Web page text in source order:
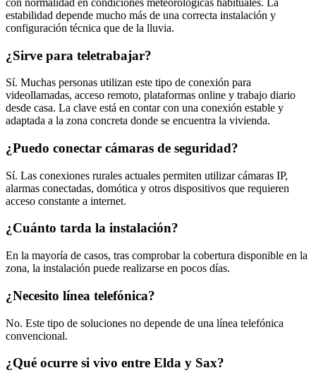
estabilidad depende mucho más de una correcta instalación y
configuración técnica que de la lluvia.
¿Sirve para teletrabajar?
Sí. Muchas personas utilizan este tipo de conexión para
videollamadas, acceso remoto, plataformas online y trabajo diario
desde casa. La clave está en contar con una conexión estable y
adaptada a la zona concreta donde se encuentra la vivienda.
¿Puedo conectar cámaras de seguridad?
Sí. Las conexiones rurales actuales permiten utilizar cámaras IP,
alarmas conectadas, domótica y otros dispositivos que requieren
acceso constante a internet.
¿Cuánto tarda la instalación?
En la mayoría de casos, tras comprobar la cobertura disponible en la
zona, la instalación puede realizarse en pocos días.
¿Necesito línea telefónica?
No. Este tipo de soluciones no depende de una línea telefónica
convencional.
¿Qué ocurre si vivo entre Elda y Sax?